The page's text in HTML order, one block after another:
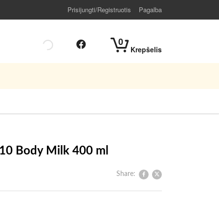
Prisijungti/Registruotis Pagalba
0
Krepšelis
Body Milk 400 ml
Share: